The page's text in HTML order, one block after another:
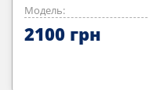
Модель:
2100 грн